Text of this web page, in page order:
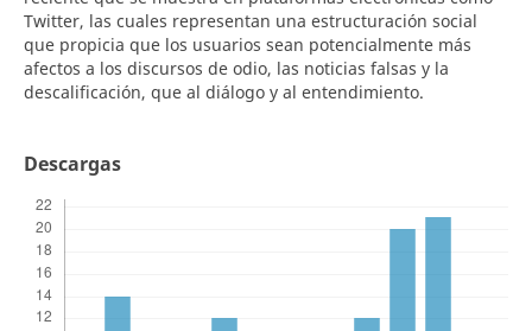
Twitter, las cuales representan una estructuración social
que propicia que los usuarios sean potencialmente más
afectos a los discursos de odio, las noticias falsas y la
descalificación, que al diálogo y al entendimiento.
Descargas